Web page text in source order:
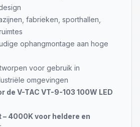
fabrieken, sporthallen,
ophangmontage aan hoge
voor gebruik in
omgevingen
de V-TAC VT-9-103 100W LED
4000K voor heldere en